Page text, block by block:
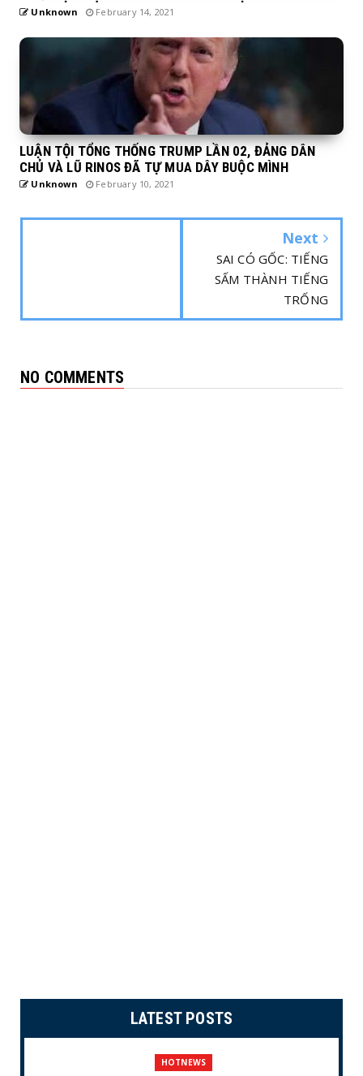
Unknown February 14, 2021
LUẬN TỘI TỔNG THỐNG TRUMP LẦN 02, ĐẢNG DÂN
CHỦ VÀ LŨ RINOS ĐÃ TỰ MUA DÂY BUỘC MÌNH
Unknown February 10, 2021
Next
SAI CÓ GỐC: TIẾNG
SẤM THÀNH TIẾNG
TRỐNG
NO COMMENTS
LATEST POSTS
HOTNEWS